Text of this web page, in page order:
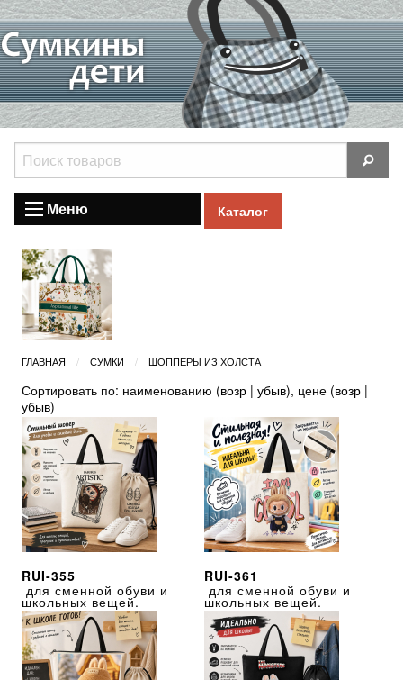
Меню Каталог
ГЛАВНАЯ СУМКИ ШОППЕРЫ ИЗ ХОЛСТА
Сортировать по: наименованию (возр | убыв), цене (возр |
убыв)
RUI-355
для сменной обуви и
школьных вещей.
RUI-361
для сменной обуви и
школьных вещей.